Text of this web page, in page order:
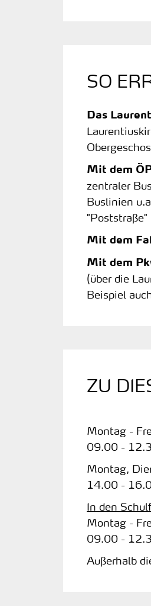
SO
Das
Mit dem
zentraler
Buslinien
Mit dem
Mit dem
(über die
Beispiel
ZU
Montag -
09.00 -
Montag,
14.00 -
In den
Montag -
09.00 -
Außerhalb